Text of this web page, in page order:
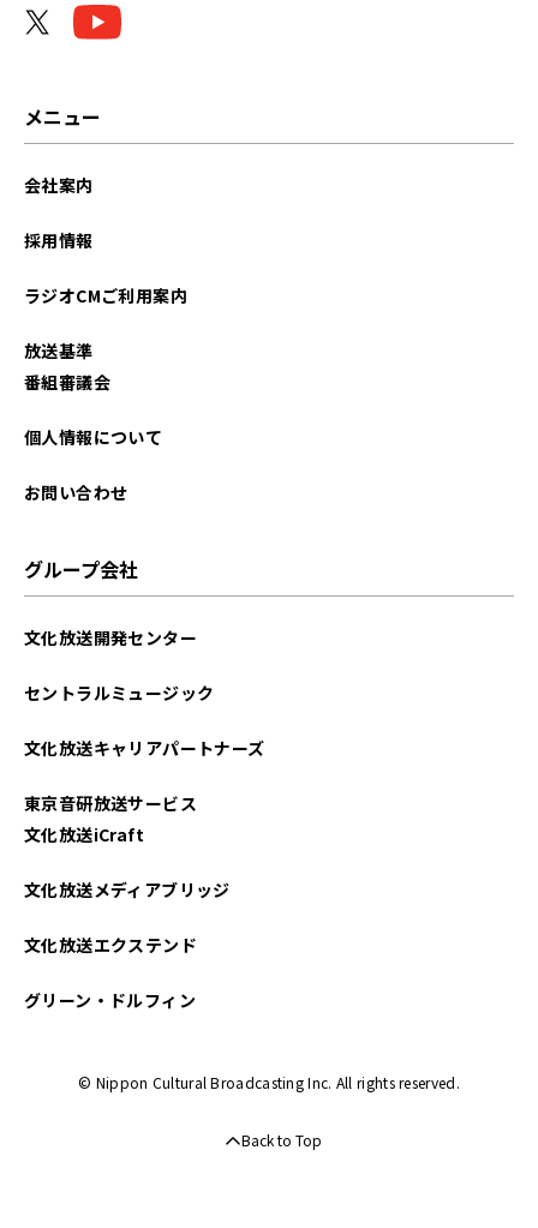
メニュー
会社案内
採用情報
ラジオCMご利用案内
放送基準
番組審議会
個人情報について
お問い合わせ
グループ会社
文化放送開発センター
セントラルミュージック
文化放送キャリアパートナーズ
東京音研放送サービス
文化放送iCraft
文化放送メディアブリッジ
文化放送エクステンド
グリーン・ドルフィン
© Nippon Cultural Broadcasting Inc. All rights reserved.
Back to Top